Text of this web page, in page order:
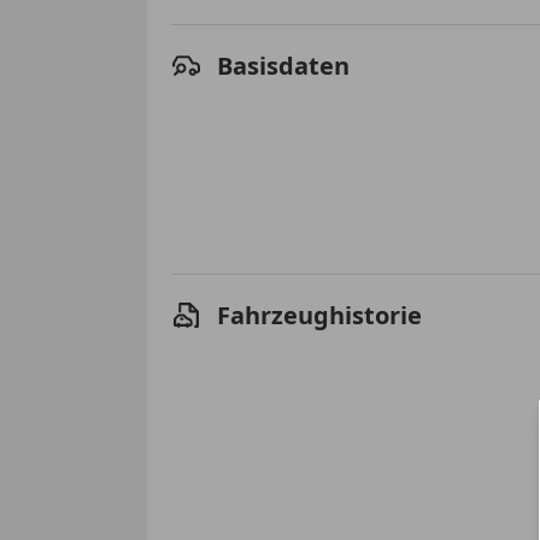
Basisdaten
Fahrzeughistorie